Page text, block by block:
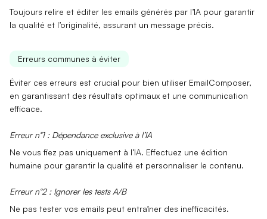
Toujours relire et éditer les emails générés par l’IA pour garantir
la qualité et l’originalité, assurant un message précis.
Erreurs communes à éviter
Éviter ces erreurs est crucial pour bien utiliser EmailComposer,
en garantissant des résultats optimaux et une communication
efficace.
Erreur n°1 : Dépendance exclusive à l’IA
Ne vous fiez pas uniquement à l’IA. Effectuez une édition
humaine pour garantir la qualité et personnaliser le contenu.
Erreur n°2 : Ignorer les tests A/B
Ne pas tester vos emails peut entraîner des inefficacités.